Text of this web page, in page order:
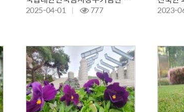
2025-04-01 777 2023-